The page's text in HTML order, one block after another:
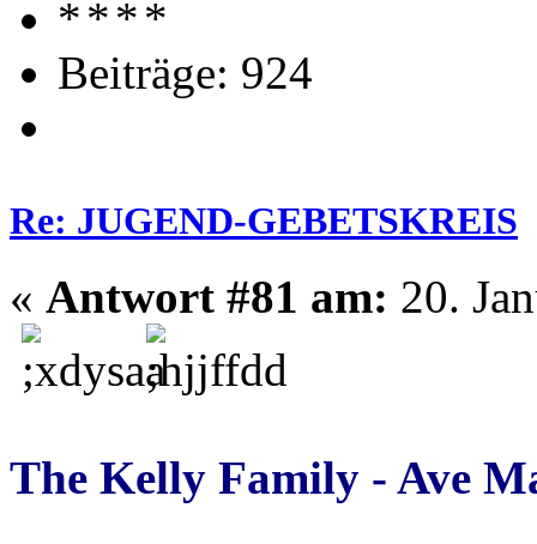
Beiträge: 924
Re: JUGEND-GEBETSKREIS
« Antwort #81 am: 20.
The Kelly Family - Ave